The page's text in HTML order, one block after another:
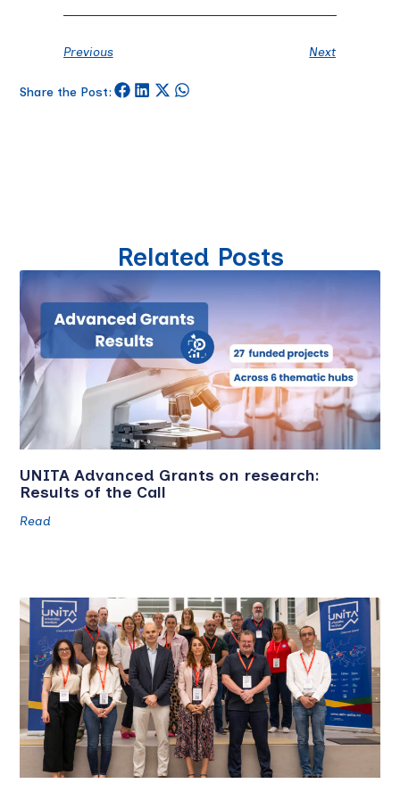
Previous Next
Share the Post:
Related Posts
UNITA Advanced Grants on research:
Results of the Call
Read